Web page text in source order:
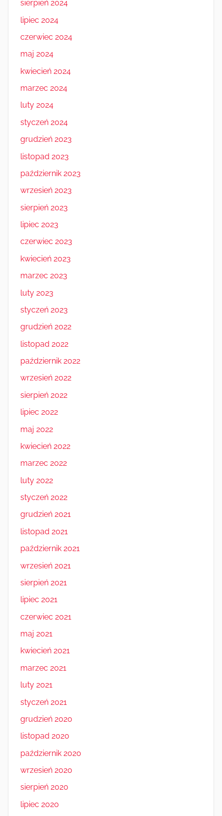
sierpień 2024
lipiec 2024
czerwiec 2024
maj 2024
kwiecień 2024
marzec 2024
luty 2024
styczeń 2024
grudzień 2023
listopad 2023
październik 2023
wrzesień 2023
sierpień 2023
lipiec 2023
czerwiec 2023
kwiecień 2023
marzec 2023
luty 2023
styczeń 2023
grudzień 2022
listopad 2022
październik 2022
wrzesień 2022
sierpień 2022
lipiec 2022
maj 2022
kwiecień 2022
marzec 2022
luty 2022
styczeń 2022
grudzień 2021
listopad 2021
październik 2021
wrzesień 2021
sierpień 2021
lipiec 2021
czerwiec 2021
maj 2021
kwiecień 2021
marzec 2021
luty 2021
styczeń 2021
grudzień 2020
listopad 2020
październik 2020
wrzesień 2020
sierpień 2020
lipiec 2020